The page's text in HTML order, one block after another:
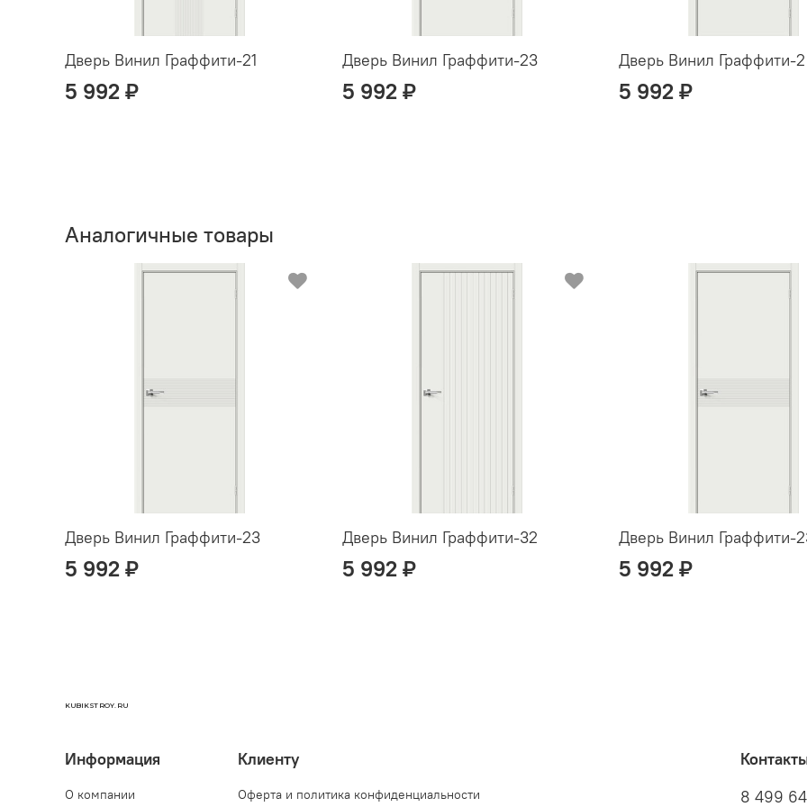
Дверь Винил Граффити-21
5 992 ₽
Дверь Винил Граффити-23
5 992 ₽
Дверь Винил Граффити-2
5 992 ₽
Аналогичные товары
Дверь Винил Граффити-23
5 992 ₽
Дверь Винил Граффити-32
5 992 ₽
Дверь Винил Граффити-
5 992 ₽
KUBIKSTROY.RU
Информация
О компании
Клиенту
Оферта и политика конфиденциальности
8 499